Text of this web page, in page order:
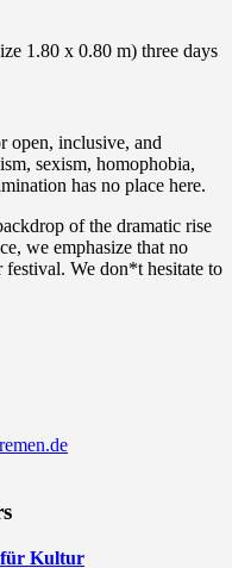
1.80 x 0.80 m) three days
open, inclusive, and
sexism, homophobia,
has no place here.
of the dramatic rise
we emphasize that no
festival. We don*t hesitate to
für Kultur